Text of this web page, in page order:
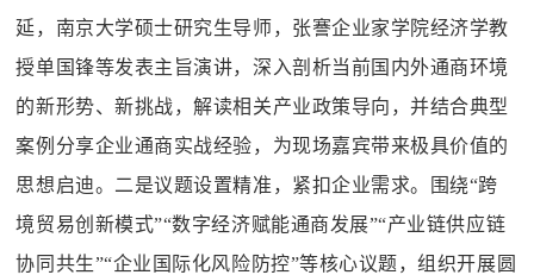
延，南京大学硕士研究生导师，张謇企业家学院经济学教
授单国锋等发表主旨演讲，深入剖析当前国内外通商环境
的新形势、新挑战，解读相关产业政策导向，并结合典型
案例分享企业通商实战经验，为现场嘉宾带来极具价值的
思想启迪。二是议题设置精准，紧扣企业需求。围绕“跨
境贸易创新模式”“数字经济赋能通商发展”“产业链供应链
协同共生”“企业国际化风险防控”等核心议题，组织开展圆